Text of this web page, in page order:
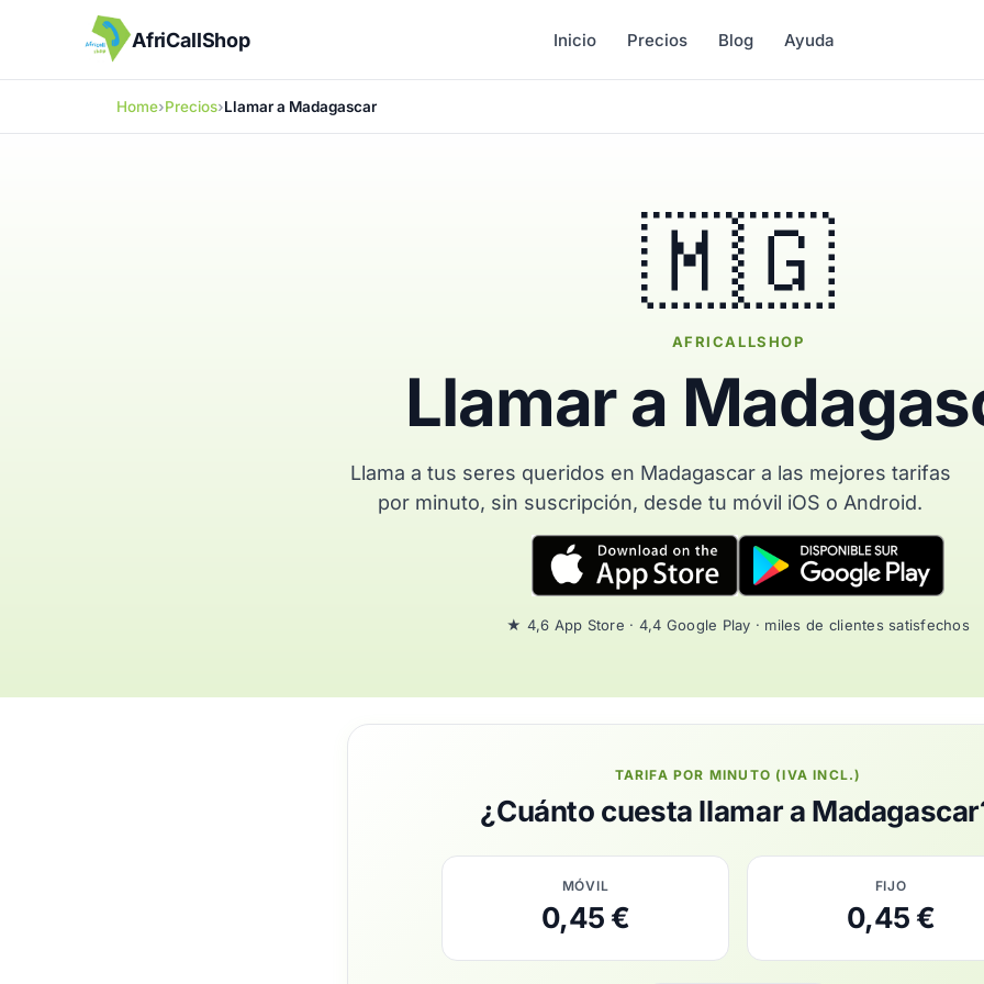
AfriCallShop Inicio Precios Blog Ayuda
Home Precios Llamar a Madagascar
🇲🇬
AFRICALLSHOP
Llamar a
Llama a tus seres queridos en Madagascar a las mejores tarifas
por minuto, sin suscripción, desde tu móvil iOS o Android.
★ 4,6 App Store · 4,4 Google Play · miles de clientes satisfechos
TARIFA POR MINUTO (IVA INCL.)
¿Cuánto cuesta llamar a
MÓVIL
0,45 €
FIJO
0,45 €